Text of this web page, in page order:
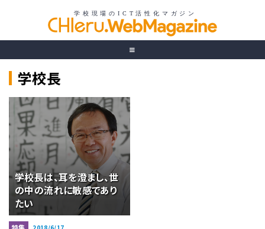
学校長
学校長は、耳を澄まし、世
の中の流れに敏感であり
たい